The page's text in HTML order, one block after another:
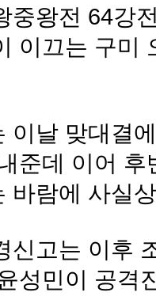
중왕전 64강
이끄는 구미
이날 맞대결
준데 이어
바람에 사실
신고는 이후
성민이 공격